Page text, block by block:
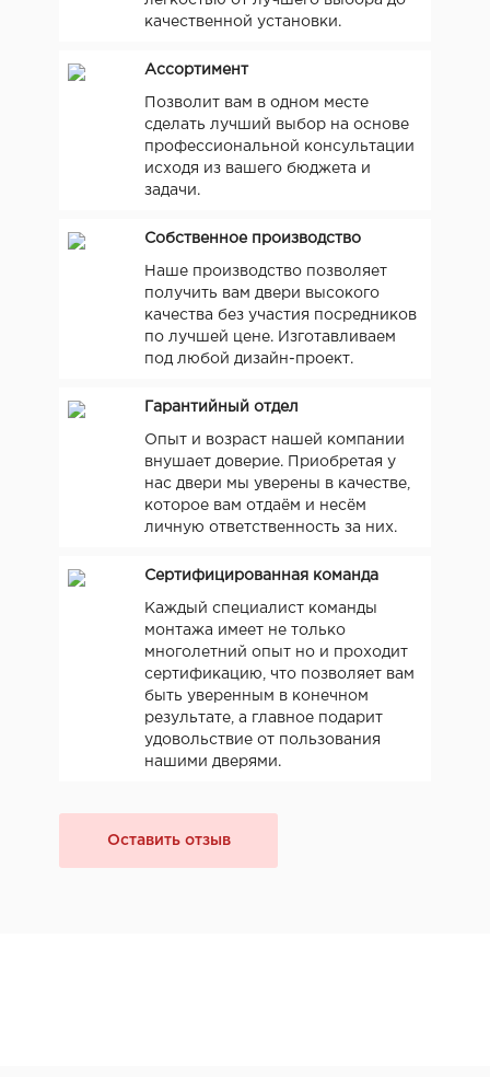
качественной установки.
Ассортимент
Позволит вам в одном месте
сделать лучший выбор на основе
профессиональной консультации
исходя из вашего бюджета и
задачи.
Собственное производство
Наше производство позволяет
получить вам двери высокого
качества без участия посредников
по лучшей цене. Изготавливаем
под любой дизайн-проект.
Гарантийный отдел
Опыт и возраст нашей компании
внушает доверие. Приобретая у
нас двери мы уверены в качестве,
которое вам отдаём и несём
личную ответственность за них.
Сертифицированная команда
Каждый специалист команды
монтажа имеет не только
многолетний опыт но и проходит
сертификацию, что позволяет вам
быть уверенным в конечном
результате, а главное подарит
удовольствие от пользования
нашими дверями.
Оставить отзыв